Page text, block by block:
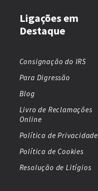
Ligações em
Destaque
Consignação do IRS
Para Digressão
Blog
Livro de Reclamações
Online
Política de Privacidade
Política de Cookies
Resolução de Litígios